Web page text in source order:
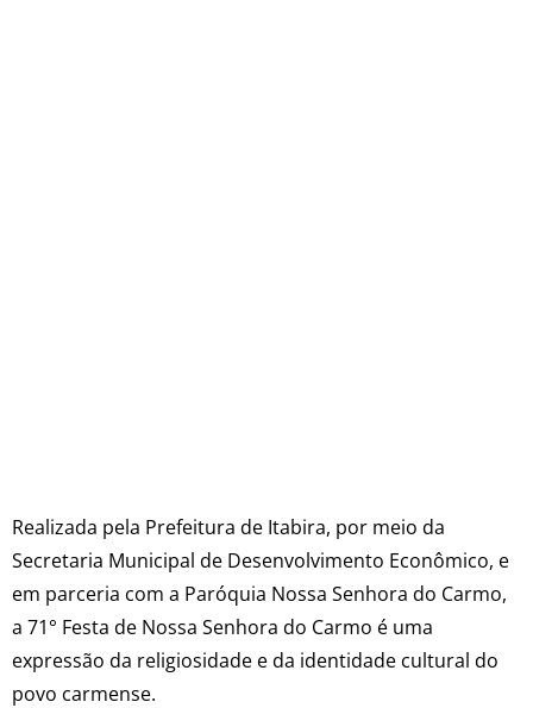
Realizada pela Prefeitura de Itabira, por meio da
Secretaria Municipal de Desenvolvimento Econômico, e
em parceria com a Paróquia Nossa Senhora do Carmo,
a 71° Festa de Nossa Senhora do Carmo é uma
expressão da religiosidade e da identidade cultural do
povo carmense.